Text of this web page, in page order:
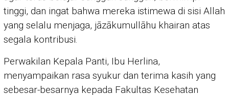
tinggi, dan ingat bahwa mereka istimewa di sisi Allah
yang selalu menjaga, jāzākumullāhu khairan atas
segala kontribusi.
Perwakilan Kepala Panti, Ibu Herlina,
menyampaikan rasa syukur dan terima kasih yang
sebesar-besarnya kepada Fakultas Kesehatan